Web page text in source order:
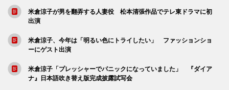
米倉涼子が男を翻弄する人妻役 松本清張作品でテレ東ドラマに初
出演
米倉涼子、今年は「明るい色にトライしたい」 ファッションショ
ーにゲスト出演
米倉涼子「プレッシャーでパニックになっていました」 『ダイア
ナ』日本語吹き替え版完成披露試写会